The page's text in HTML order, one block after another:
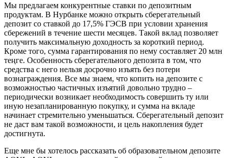
Мы предлагаем конкурентные ставки по депозитным
продуктам. В Нурбанке можно открыть сберегательный
депозит со ставкой до 17,5% ГЭСВ при условии хранения
сбережений в течение шести месяцев. Такой вклад позволяет
получить максимальную доходность за короткий период.
Кроме того, сумма гарантирования по нему составляет 20 млн
теңге. Особенность сберегательного депозита в том, что
средства с него нельзя досрочно изъять без потери
вознаграждения. Все мы знаем, что копить на депозите с
возможностью частичных изъятий довольно трудно –
периодически возникает необходимость совершить ту или
иную незапланированную покупку, и сумма на вкладе
начинает стремительно уменьшаться. Сберегательный депозит
не даст вам такой возможности, и цель накопления будет
достигнута.
Еще мне бы хотелось рассказать об образовательном депозите